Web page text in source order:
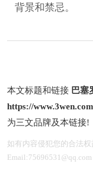
背景和禁忌。
本文标题和链接 巴塞
https://
为三文品牌及本链接!
如有内容侵犯您的合法